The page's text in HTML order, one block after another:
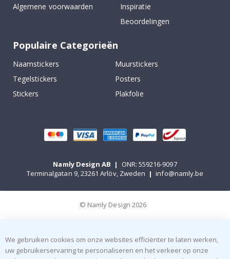
Algemene voorwaarden
Inspiratie
Beoordelingen
Populaire Categorieën
Naamstickers
Muurstickers
Tegelstickers
Posters
Stickers
Plakfolie
Namly Design AB |
ONR: 559216-9097
Terminalgatan 9, 23261 Arlöv, Zweden | info@namly.be
© Namly Design 2026
We gebruiken cookies om onze websites efficiënter te laten werken,
uw gebruikerservaring te personaliseren en het verkeer op onze